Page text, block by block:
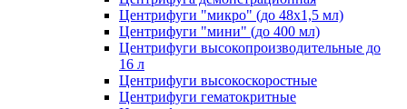
Центрифуги "микро" (до 48x1,5 мл)
Центрифуги "мини" (до 400 мл)
Центрифуги высокопроизводительные до
16 л
Центрифуги высокоскоростные
Центрифуги гематокритные